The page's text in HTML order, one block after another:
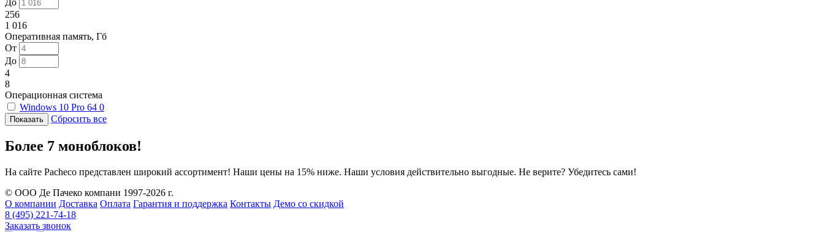
256
1 016
Оперативная память, Гб
От
До
4
8
Операционная система
Windows 10 Pro 64 0
Сбросить все
Более 7 моноблоков!
На сайте Pacheco представлен широкий ассортимент! Наши цены на 15% ниже. Наши условия действительно выгодные. Не верите? Убедитесь сами!
© ООО Де Пачеко компани 1997-2026 г.
О компании Доставка Оплата Гарантия и поддержка Контакты Демо со скидкой
8 (495) 221-74-18
Заказать звонок